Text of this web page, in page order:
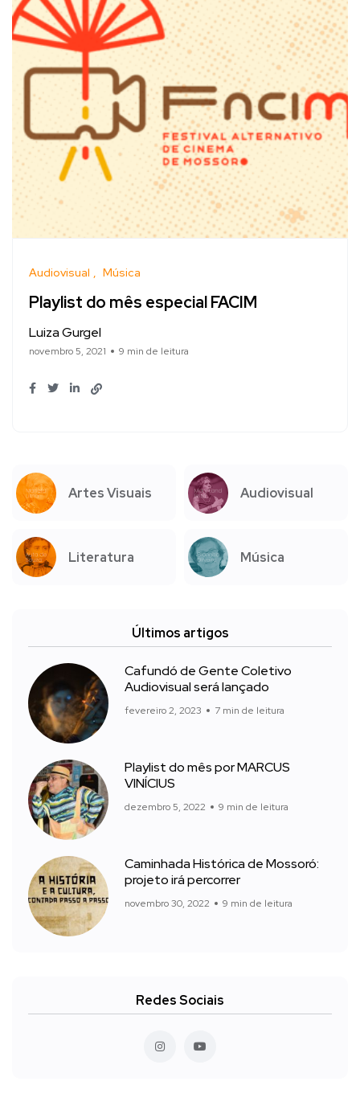
Audiovisual Música
Playlist do mês especial FACIM
Luiza Gurgel
novembro 5, 2021 9 min de leitura
Artes Visuais Audiovisual
Literatura Música
Últimos artigos
Cafundó de Gente Coletivo
Audiovisual será lançado
fevereiro 2, 2023 7 min de leitura
Playlist do mês por MARCUS
VINÍCIUS
dezembro 5, 2022 9 min de leitura
Caminhada Histórica de Mossoró:
projeto irá percorrer
novembro 30, 2022 9 min de leitura
Redes Sociais